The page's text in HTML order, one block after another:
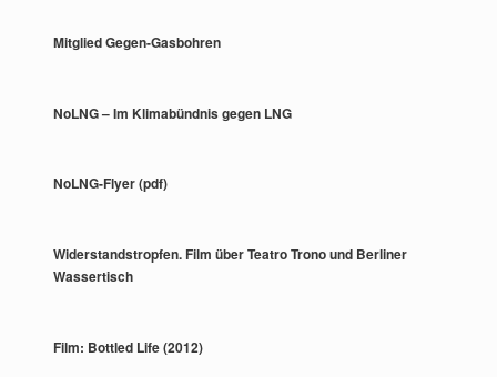
Mitglied Gegen-Gasbohren
NoLNG – Im Klimabündnis gegen LNG
NoLNG-Flyer (pdf)
Widerstandstropfen. Film über Teatro Trono und Berliner
Wassertisch
Film: Bottled Life (2012)